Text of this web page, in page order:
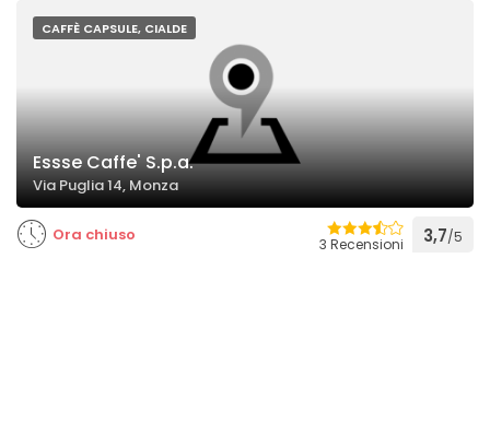
CAFFÈ CAPSULE, CIALDE
Essse Caffe' S.p.a.
Via Puglia 14, Monza
Ora chiuso 3 Recensioni 3,7/5